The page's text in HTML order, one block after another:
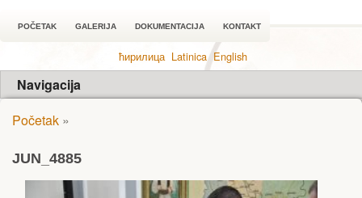
POČETAK GALERIJA DOKUMENTACIJA KONTAKT
ћирилица Latinica English
Navigacija
Početak »
JUN_4885